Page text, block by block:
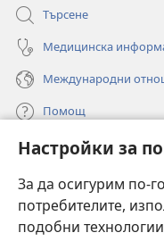
Настройки за
За да осигурим по-
потребителите,
подобни
Търсене
Медицинска
Международни
Помощ
Дарения
нов
прозорец)ОНЛАЙН
(отваря
нов